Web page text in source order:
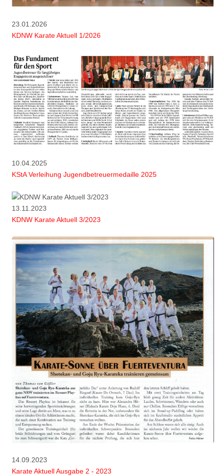
23.01.2026
KDNW Karate Aktuell 1/2026
10.04.2025
KStA Verleihung Jugendbetreuermedaille 2025
13.11.2023
KDNW Karate Aktuell 3/2023
14.09.2023
Karate Aktuell Ausgabe 2 - 2023